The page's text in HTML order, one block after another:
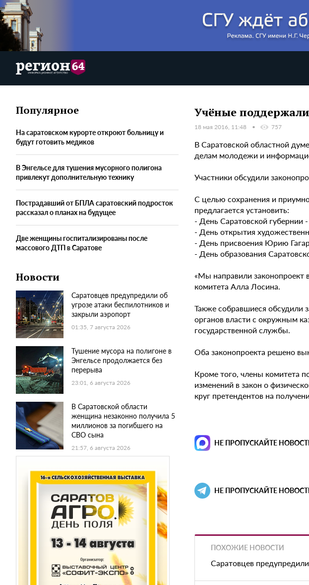
Популярное
На саратовском курорте откроют больницу и
будут готовить медиков
В Энгельсе для тушения мусорного полигона
привлекут дополнительную технику
Пострадавший от БПЛА саратовский подросток
рассказал о планах на будущее
Две женщины госпитализированы после
массового ДТП в Саратове
Новости
Саратовцев предупредили об
угрозе атаки беспилотников и
закрыли аэропорт
01:35, 7 августа 2026
Тушение мусора на полигоне в
Энгельсе продолжается без
перерыва
23:01, 6 августа 2026
В Саратовской области
женщина незаконно получила 5
миллионов за погибшего на
СВО сына
21:57, 6 августа 2026
Учёные поддержали
18 мая 2016, 11:48 757
В Саратовской областной
делам молодежи и
Участники обсудили
С целью сохранения и
предлагается установить:
- День Саратовской губернии
- День открытия
- День присвоения Юрию
- День образования
«Мы направили законопроект
комитета Алла Лосина.
Также собравшиеся обсудили
органов власти с окружным
государственной службы.
Оба законопроекта решено
Кроме того, члены комитета
изменений в закон о
круг претендентов на
НЕ ПРОПУСКАЙТЕ
НЕ ПРОПУСКАЙТЕ
ПОХОЖИЕ НОВОСТИ
Саратовцев